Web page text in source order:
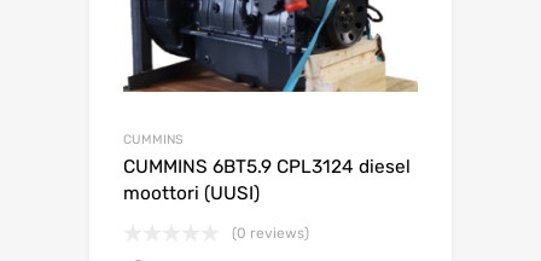
CUMMINS
CUMMINS 6BT5.9 CPL3124 diesel
moottori (UUSI)
(0 reviews)